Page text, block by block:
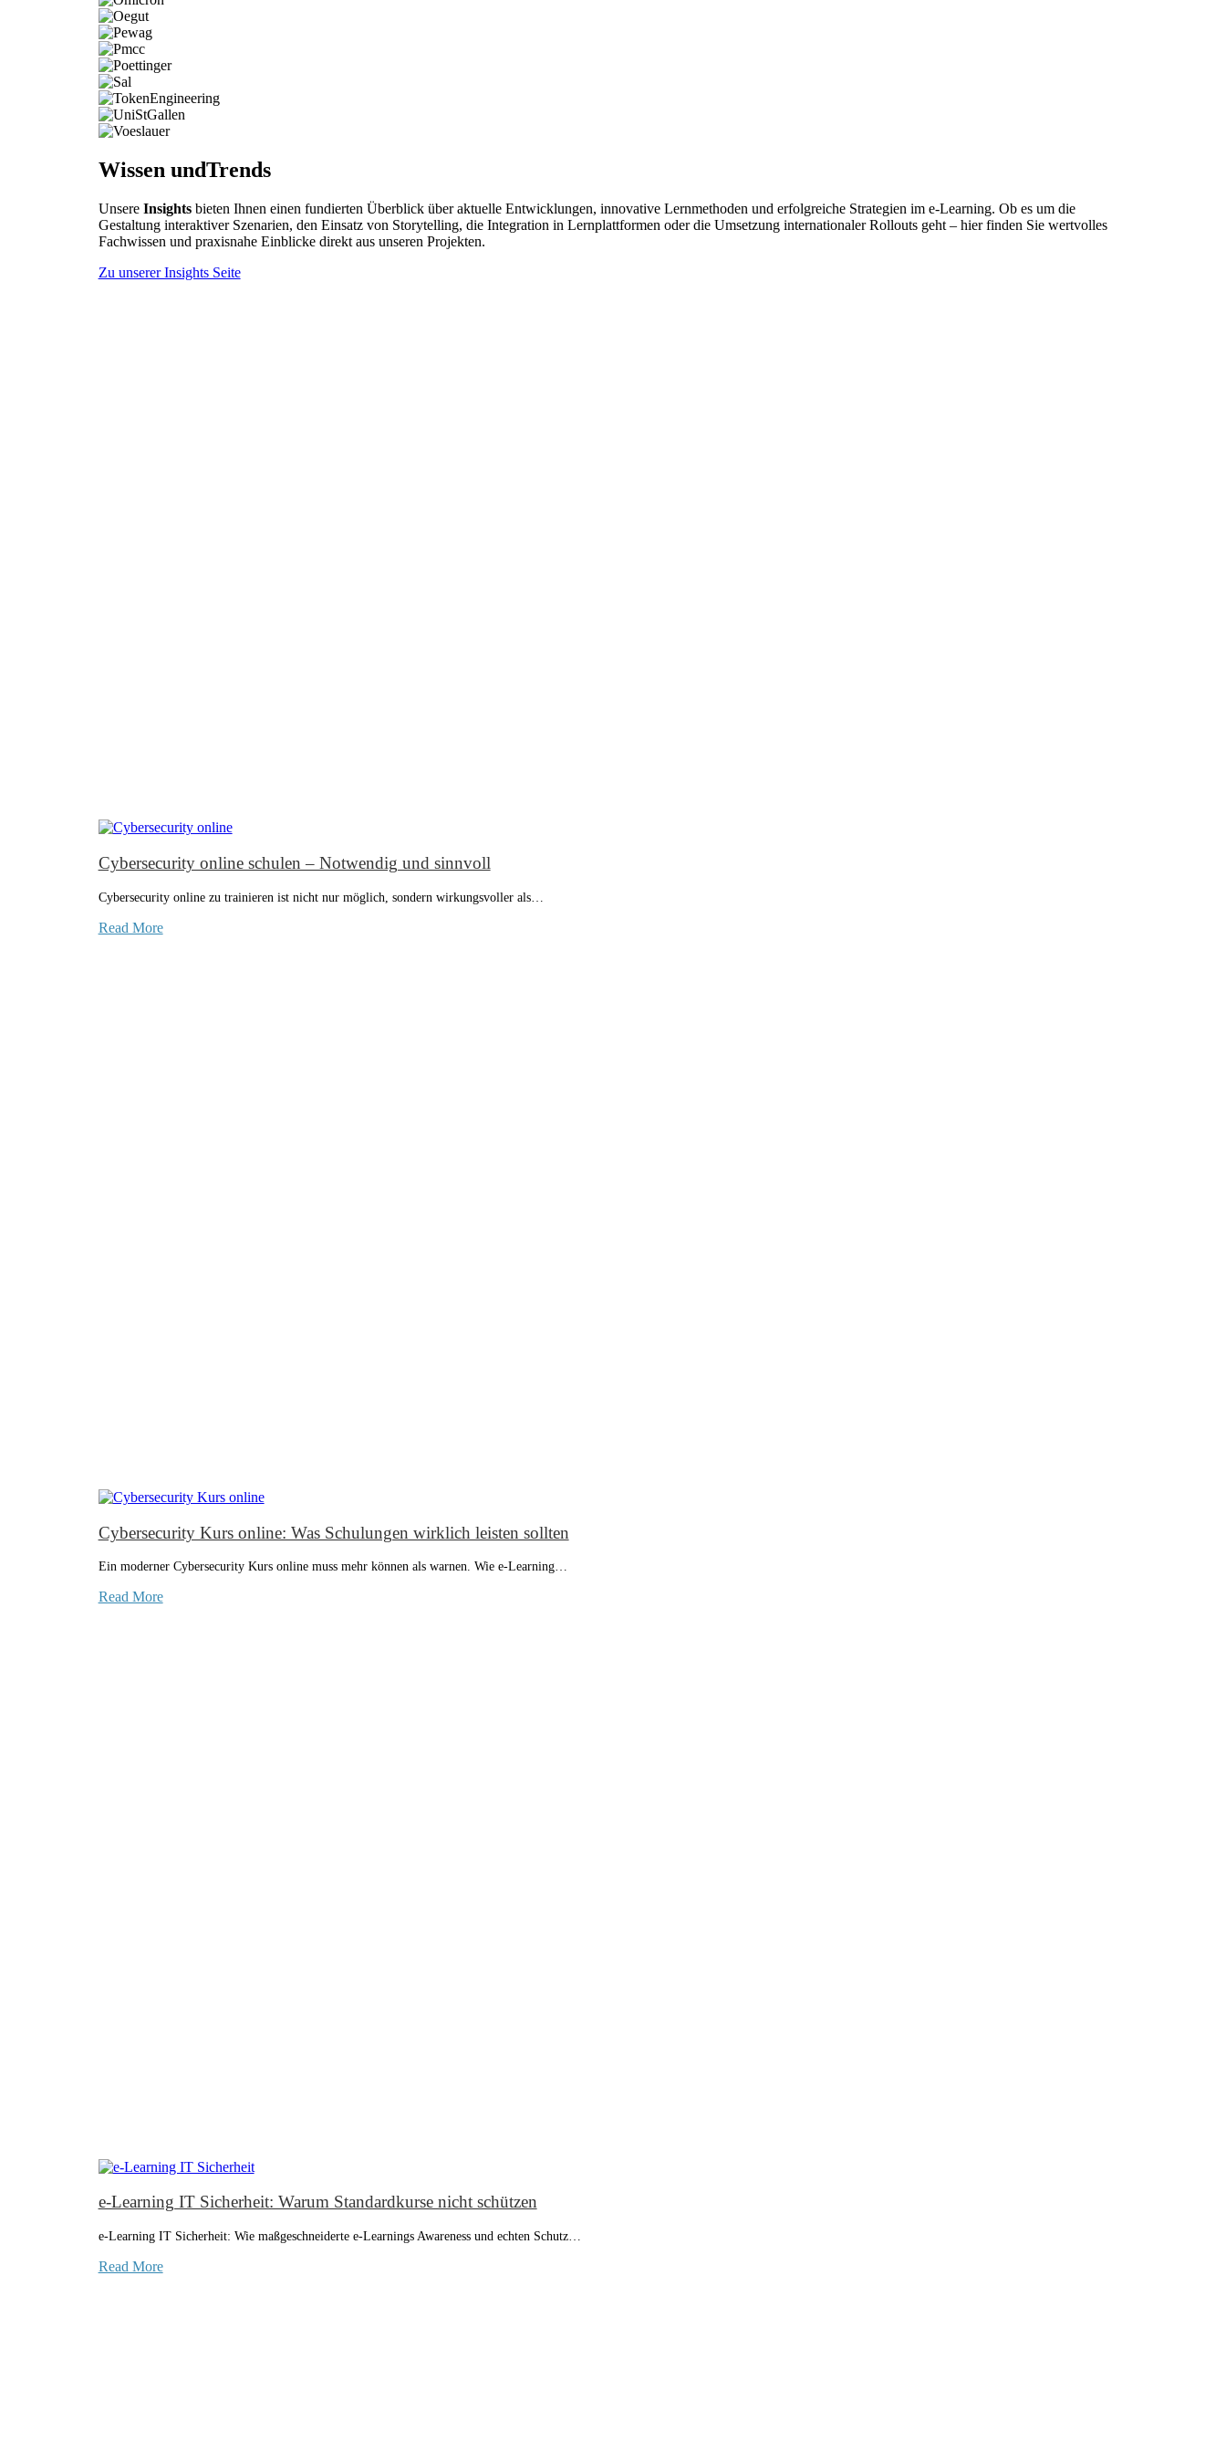
Wissen undTrends
Unsere Insightsbieten Ihnen einen fundierten Überblick über aktuelle Entwicklungen, innovative Lernmethoden und erfolgreiche Strategien im e-Learning. Ob es um die
Gestaltung interaktiver Szenarien, den Einsatz von Storytelling, die Integration in Lernplattformen oder die Umsetzung internationaler Rollouts geht – hier finden Sie wertvolles
Fachwissen und praxisnahe Einblicke direkt aus unseren Projekten.
Zu unserer Insights Seite
Cybersecurity online schulen – Notwendig und sinnvoll
Cybersecurity online zu trainieren ist nicht nur möglich, sondern wirkungsvoller als…
Read More
Cybersecurity Kurs online: Was Schulungen wirklich leisten sollten
Ein moderner Cybersecurity Kurs online muss mehr können als warnen. Wie e-Learning…
Read More
e-Learning IT Sicherheit: Warum Standardkurse nicht schützen
e-Learning IT Sicherheit: Wie maßgeschneiderte e-Learnings Awareness und echten Schutz…
Read More